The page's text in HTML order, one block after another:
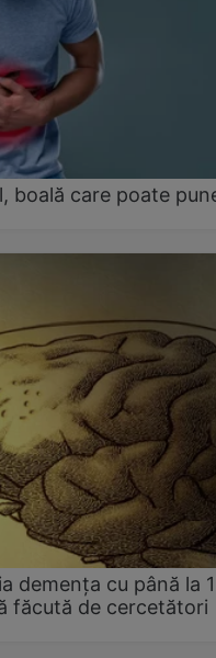
boală care poate
demența cu până la
făcută de cercetători